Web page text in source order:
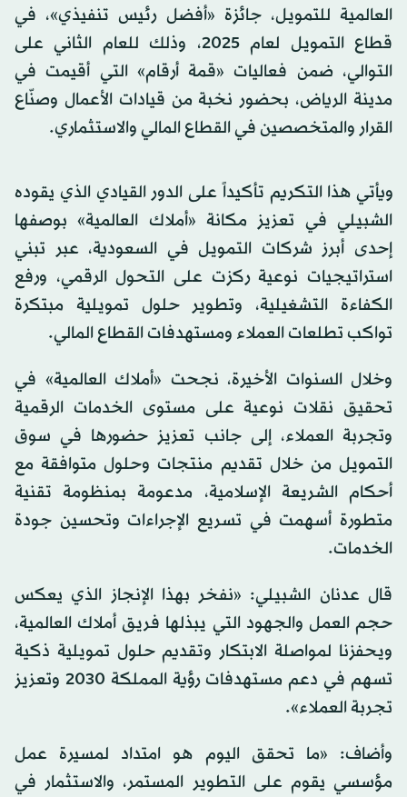
العالمية للتمويل، جائزة «أفضل رئيس تنفيذي»، في
قطاع التمويل لعام 2025، وذلك للعام الثاني على
التوالي، ضمن فعاليات «قمة أرقام» التي أقيمت في
مدينة الرياض، بحضور نخبة من قيادات الأعمال وصنّاع
القرار والمتخصصين في القطاع المالي والاستثماري.
ويأتي هذا التكريم تأكيداً على الدور القيادي الذي يقوده
الشبيلي في تعزيز مكانة «أملاك العالمية» بوصفها
إحدى أبرز شركات التمويل في السعودية، عبر تبني
استراتيجيات نوعية ركزت على التحول الرقمي، ورفع
الكفاءة التشغيلية، وتطوير حلول تمويلية مبتكرة
تواكب تطلعات العملاء ومستهدفات القطاع المالي.
وخلال السنوات الأخيرة، نجحت «أملاك العالمية» في
تحقيق نقلات نوعية على مستوى الخدمات الرقمية
وتجربة العملاء، إلى جانب تعزيز حضورها في سوق
التمويل من خلال تقديم منتجات وحلول متوافقة مع
أحكام الشريعة الإسلامية، مدعومة بمنظومة تقنية
متطورة أسهمت في تسريع الإجراءات وتحسين جودة
الخدمات.
قال عدنان الشبيلي: «نفخر بهذا الإنجاز الذي يعكس
حجم العمل والجهود التي يبذلها فريق أملاك العالمية،
ويحفزنا لمواصلة الابتكار وتقديم حلول تمويلية ذكية
تسهم في دعم مستهدفات رؤية المملكة 2030 وتعزيز
تجربة العملاء».
وأضاف: «ما تحقق اليوم هو امتداد لمسيرة عمل
مؤسسي يقوم على التطوير المستمر، والاستثمار في